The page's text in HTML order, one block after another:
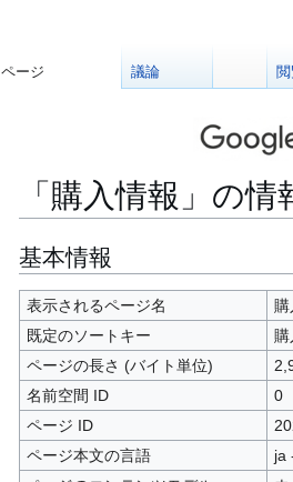
「購入情報」の情
ナ
ビ
ゲ
ー
シ
ン
に
移
動
検
索
に
移
動
基本情報
表示されるページ名
既定のソートキー
ページの長さ (バイト単位)
名前空間 ID
0
ページ ID
ページ本文の言語
ja
ページ 議論